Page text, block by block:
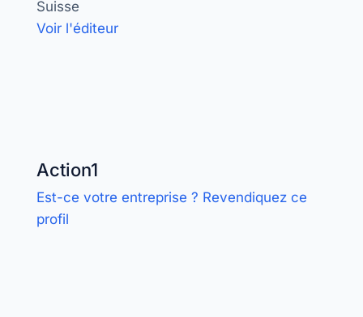
Suisse
Voir l'éditeur
Action1
Est-ce votre entreprise ? Revendiquez ce
profil